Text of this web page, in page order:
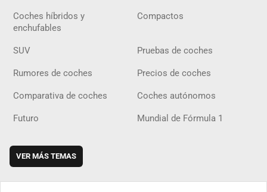
Coches híbridos y
enchufables
Compactos
SUV Pruebas de coches
Rumores de coches Precios de coches
Comparativa de coches Coches autónomos
Futuro Mundial de Fórmula 1
VER MÁS TEMAS